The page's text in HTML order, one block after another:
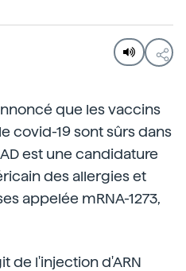
que les vaccins
covid-19 sont sûrs dans
est une candidature
des allergies et
appelée mRNA-1273,
de l'injection d'ARN